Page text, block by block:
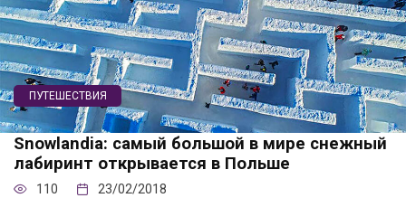
ПУТЕШЕСТВИЯ
Snowlandia: самый большой в мире снежный
лабиринт открывается в Польше
110 23/02/2018